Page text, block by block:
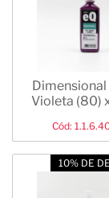
Violeta (80)
Cód:
10% DE